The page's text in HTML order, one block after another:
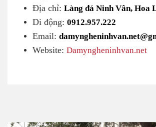
Địa chỉ: Làng đá Ninh Vân, Hoa
Di động: 0912.957.222
Email:
Website: Damyngheninhvan.net